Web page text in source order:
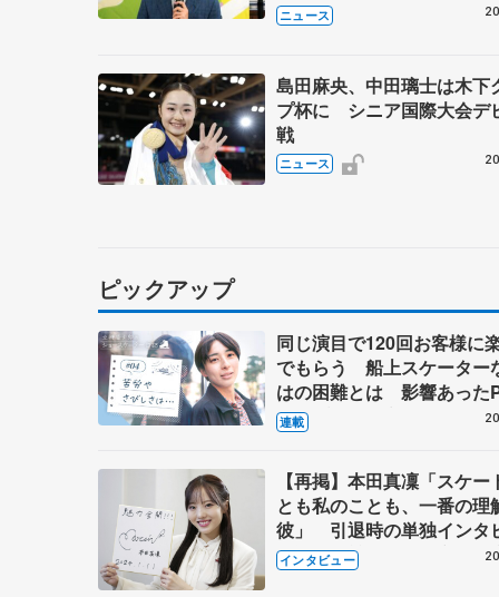
ニュース
島田麻央、中田璃士は木下
プ杯に シニア国際大会デ
戦
ニュース
ピックアップ
同じ演目で120回お客様に
でもらう 船上スケーター
はの困難とは 影響あった
キャプテン松永さんの存在
連載
【再掲】本田真凜「スケー
とも私のことも、一番の理
彼」 引退時の単独インタ
で語った競技人生や家族、
これからの夢…
インタビュー